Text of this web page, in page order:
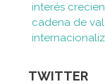
interés
cadena de
TWITTER